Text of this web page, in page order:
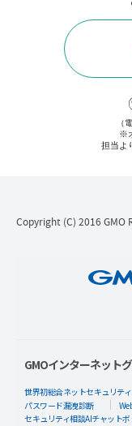
（
※
担当よ
Copyright (C) 2016 GMO
GMOインターネット
世界初総合ネットセキュリテ
パスワード漏洩診断
セキュリティ相談AIチャットボ